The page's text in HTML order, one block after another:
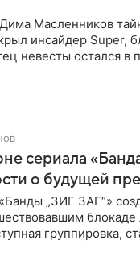
Масленников
инсайдер Super,
невесты остался в
сериала
о будущей
„ЗИГ ЗАГ“»
блокаде
группировка,